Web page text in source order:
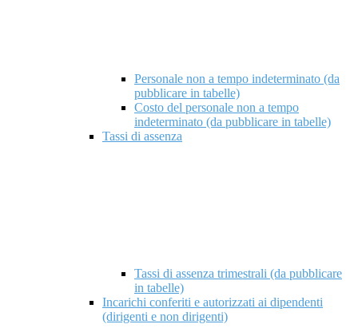
Personale non a tempo indeterminato (da
pubblicare in tabelle)
Costo del personale non a tempo
indeterminato (da pubblicare in tabelle)
Tassi di assenza
Tassi di assenza trimestrali (da pubblicare
in tabelle)
Incarichi conferiti e autorizzati ai dipendenti
(dirigenti e non dirigenti)